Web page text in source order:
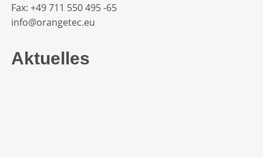
Fax: +49 711 550 495 -65‬
info@orangetec.eu
Aktuelles